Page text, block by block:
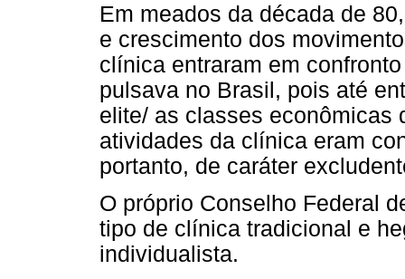
Em meados da década de
e crescimento dos
clínica entraram em
pulsava no Brasil, pois até
elite/ as classes econômicas
atividades da clínica eram
portanto, de caráter
O próprio Conselho Federal
tipo de clínica tradicional e
individualista.